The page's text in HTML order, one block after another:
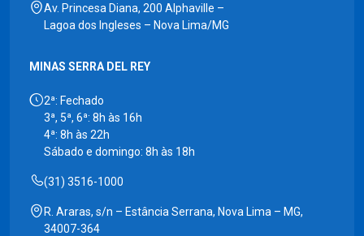
Av. Princesa Diana, 200 Alphaville –
Lagoa dos Ingleses – Nova Lima/MG
MINAS SERRA DEL REY
2ª: Fechado
3ª, 5ª, 6ª: 8h às 16h
4ª: 8h às 22h
Sábado e domingo: 8h às 18h
(31) 3516-1000
R. Araras, s/n – Estância Serrana, Nova Lima – MG,
34007-364